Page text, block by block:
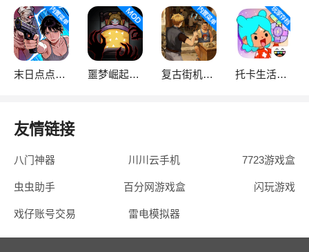
末日点点（辅助菜单） 噩梦崛起：生存 复古街机大亨 托卡生活：世界
友情链接
八门神器 川川云手机 7723游戏盒
虫虫助手 百分网游戏盒 闪玩游戏
戏仔账号交易 雷电模拟器